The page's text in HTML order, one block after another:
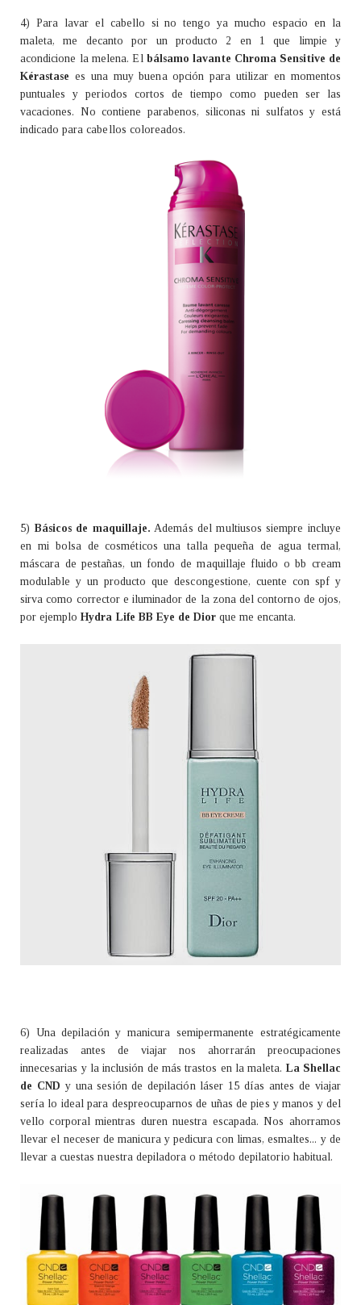
4) Para lavar el cabello si no tengo ya mucho espacio en la
maleta, me decanto por un producto 2 en 1 que limpie y
acondicione la melena. El bálsamo lavante Chroma Sensitive de
Kérastase es una muy buena opción para utilizar en momentos
puntuales y periodos cortos de tiempo como pueden ser las
vacaciones. No contiene parabenos, siliconas ni sulfatos y está
indicado para cabellos coloreados.
5) Básicos de maquillaje. Además del multiusos siempre incluye
en mi bolsa de cosméticos una talla pequeña de agua termal,
máscara de pestañas, un fondo de maquillaje fluido o bb cream
modulable y un producto que descongestione, cuente con spf y
sirva como corrector e iluminador de la zona del contorno de ojos,
por ejemploHydra Life BB Eye de Dior que me encanta.
6) Una depilación y manicura semipermanente estratégicamente
realizadas antes de viajar nos ahorrarán preocupaciones
innecesarias y la inclusión de más trastos en la maleta. La Shellac
de CND y una sesión de depilación láser 15 días antes de viajar
sería lo ideal para despreocuparnos de uñas de pies y manos y del
vello corporal mientras duren nuestra escapada. Nos ahorramos
llevar el neceser de manicura y pedicura con limas, esmaltes... y de
llevar a cuestas nuestra depiladora o método depilatorio habitual.